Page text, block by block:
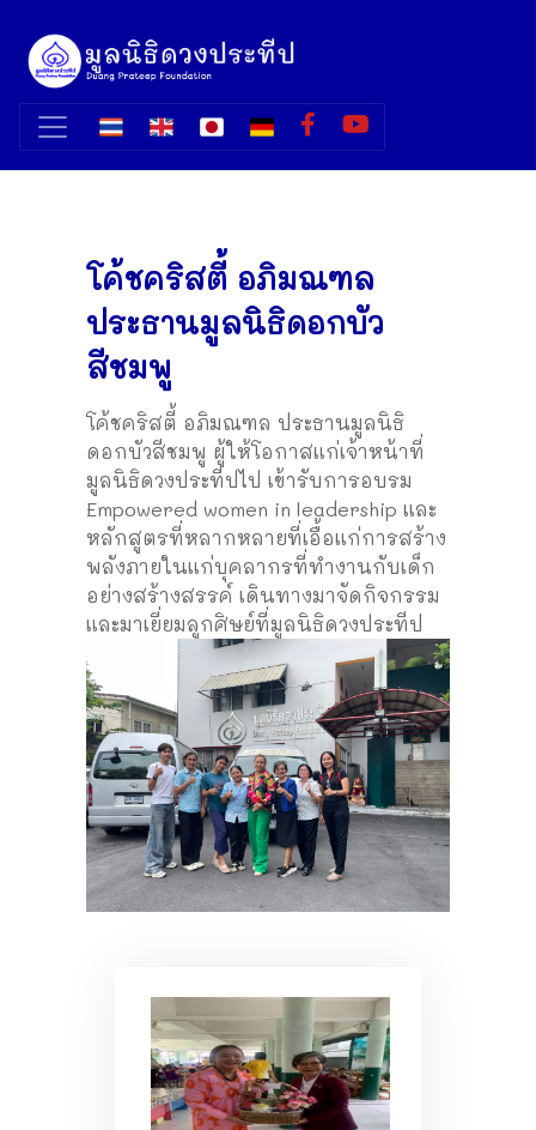
โค้ชคริสตี้ อภิมณฑล
ประธานมูลนิธิดอกบัว
สีชมพู
โค้ชคริสตี้ อภิมณฑล ประธานมูลนิธิ
ดอกบัวสีชมพู ผู้ให้โอกาสแก่เจ้าหน้าที่
มูลนิธิดวงประทีปไป เข้ารับการอบรม
Empowered women in leadership และ
หลักสูตรที่หลากหลายที่เอื้อแก่การสร้าง
พลังภายในแก่บุคลากรที่ทำงานกับเด็ก
อย่างสร้างสรรค์ เดินทางมาจัดกิจกรรม
และมาเยี่ยมลูกศิษย์ที่มูลนิธิดวงประทีป